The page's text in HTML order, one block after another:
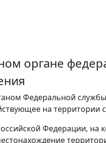
органе
Федеральной
на территории
Федерации,